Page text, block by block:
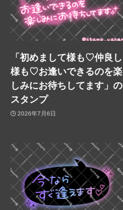
「初めまして様も♡仲良し
様も♡お逢いできるのを楽
しみにお待ちしてます」の
スタンプ
2026年7月6日